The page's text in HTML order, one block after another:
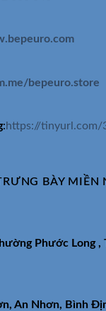
bepeuro.store
:https://tinyurl.com/
BÀY MIỀN
Phước Long ,
An Nhơn, Bình